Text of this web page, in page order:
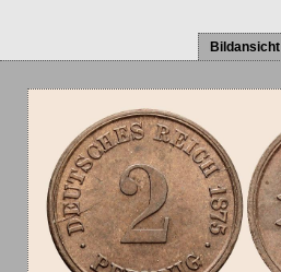
Bildansicht